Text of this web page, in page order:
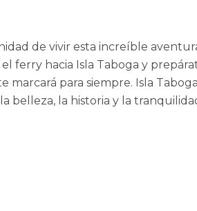
de vivir esta increíble
ferry hacia Isla Taboga y
marcará para siempre. Isla
belleza, la historia y la